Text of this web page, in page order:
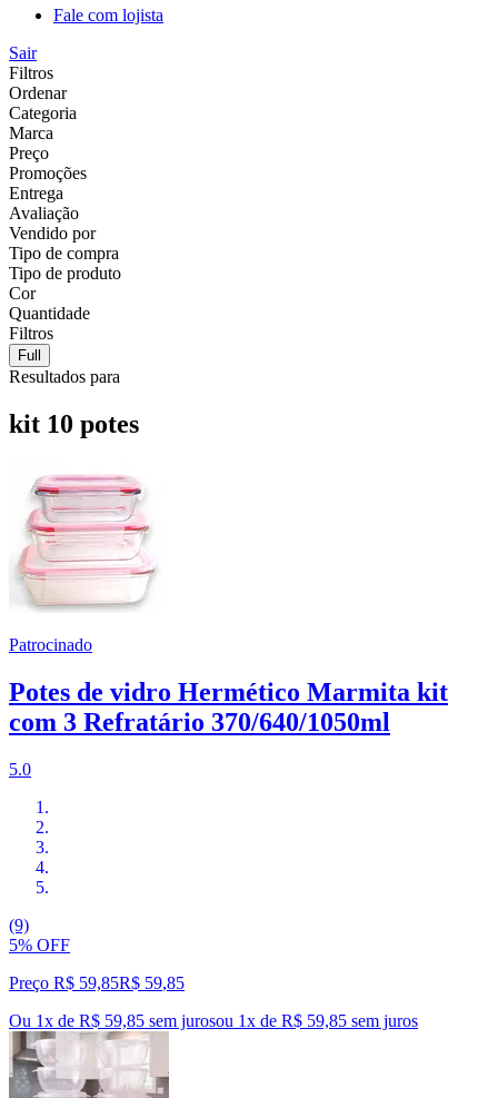
Fale com lojista
Sair
Filtros
Ordenar
Categoria
Marca
Preço
Promoções
Entrega
Avaliação
Vendido por
Tipo de compra
Tipo de produto
Cor
Quantidade
Filtros
Full
Resultados para
kit 10 potes
Patrocinado
Potes de vidro Hermético Marmita kit
com 3 Refratário 370/640/1050ml
5.0
(9)
5% OFF
Preço R$ 59,85R$ 59,85
Ou 1x de R$ 59,85 sem jurosou 1x de R$ 59,85 sem juros